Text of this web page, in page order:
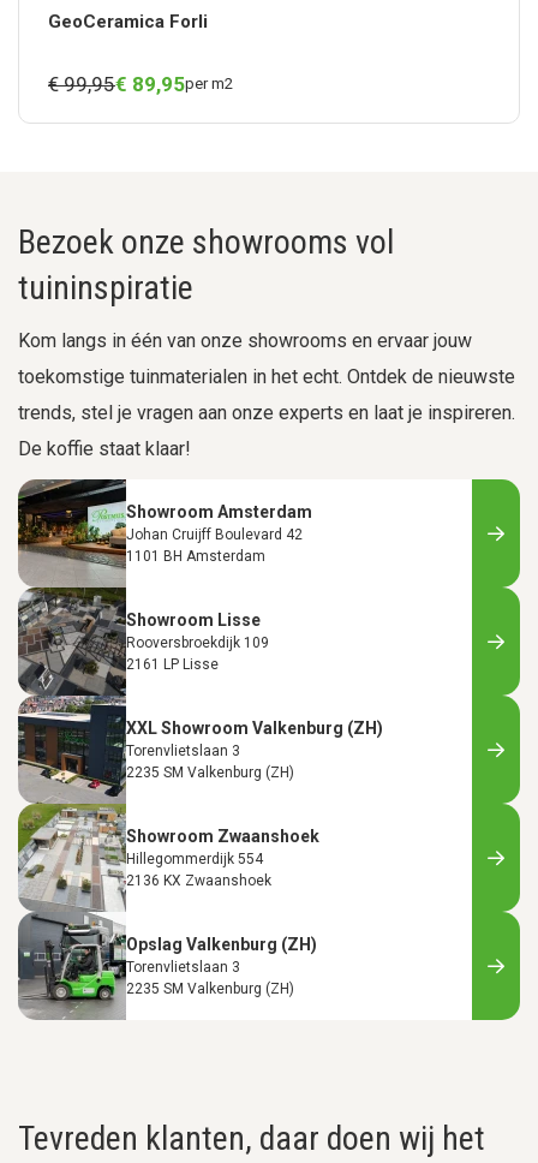
GeoCeramica Forli
€ 99,95€ 89,95per m2
Bezoek onze showrooms vol
tuininspiratie
Kom langs in één van onze showrooms en ervaar jouw
toekomstige tuinmaterialen in het echt. Ontdek de nieuwste
trends, stel je vragen aan onze experts en laat je inspireren.
De koffie staat klaar!
Showroom Amsterdam
Johan Cruijff Boulevard 42
1101 BH Amsterdam
Showroom Lisse
Rooversbroekdijk 109
2161 LP Lisse
XXL Showroom Valkenburg (ZH)
Torenvlietslaan 3
2235 SM Valkenburg (ZH)
Showroom Zwaanshoek
Hillegommerdijk 554
2136 KX Zwaanshoek
Opslag Valkenburg (ZH)
Torenvlietslaan 3
2235 SM Valkenburg (ZH)
Tevreden klanten, daar doen wij het